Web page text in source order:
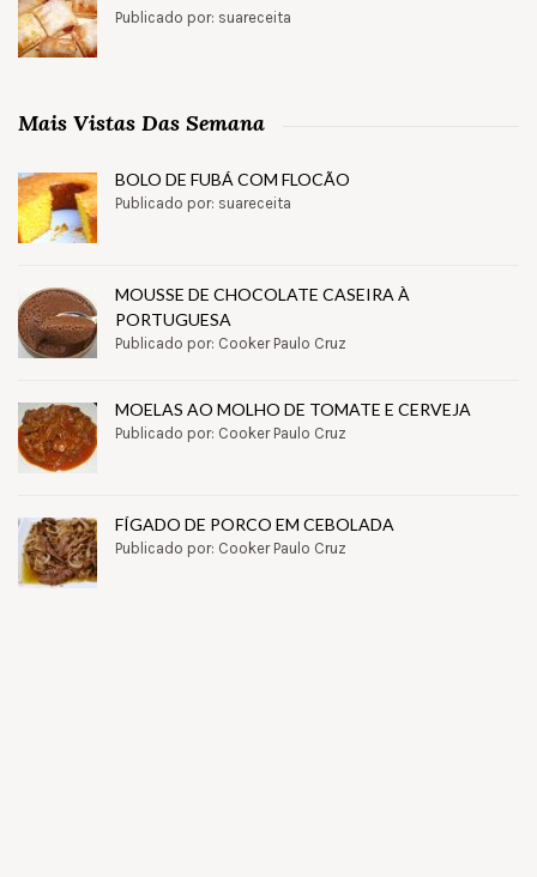
Publicado por: suareceita
Mais Vistas Das Semana
BOLO DE FUBÁ COM FLOCÃO
Publicado por: suareceita
MOUSSE DE CHOCOLATE CASEIRA À
PORTUGUESA
Publicado por: Cooker Paulo Cruz
MOELAS AO MOLHO DE TOMATE E CERVEJA
Publicado por: Cooker Paulo Cruz
FÍGADO DE PORCO EM CEBOLADA
Publicado por: Cooker Paulo Cruz